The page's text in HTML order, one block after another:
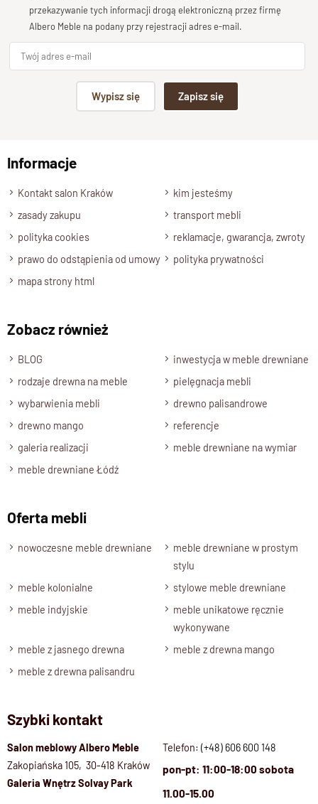
Otwory montażowe
tak w tylnej ścianie
grubość drewna
Wybarwienia, drewno -Opcje
Stan produktu
zmontowany
Podpis
Wyślij opinię
przekazywanie tych informacji drogą elektroniczną przez firmę
Albero Meble na podany przy rejestracji adres e-mail.
Wypisz się Zapisz się
Informacje
Kontakt salon Kraków
kim jesteśmy
zasady zakupu
transport mebli
polityka cookies
reklamacje, gwarancja, zwroty
prawo do odstąpienia od umowy
polityka prywatności
mapa strony html
Zobacz również
BLOG
inwestycja w meble drewniane
rodzaje drewna na meble
pielęgnacja mebli
wybarwienia mebli
drewno palisandrowe
drewno mango
referencje
galeria realizacji
meble drewniane na wymiar
meble drewniane Łódź
Oferta mebli
nowoczesne meble drewniane
meble drewniane w prostym
stylu
meble kolonialne
stylowe meble drewniane
meble indyjskie
meble unikatowe ręcznie
wykonywane
meble z jasnego drewna
meble z drewna mango
meble z drewna palisandru
Szybki kontakt
Salon meblowy Albero Meble
Zakopiańska 105, 30-418 Kraków
Galeria Wnętrz Solvay Park
Telefon: (+48) 606 600 148
pon-pt: 11:00-18:00 sobota
11.00-15.00